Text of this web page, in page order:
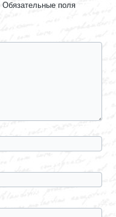
Обязательные поля